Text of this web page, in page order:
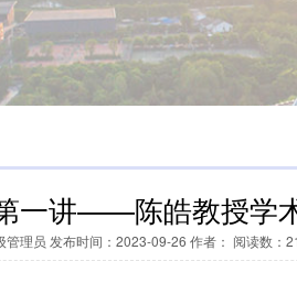
一讲——陈皓教授学
管理员 发布时间：2023-09-26 作者： 阅读数：